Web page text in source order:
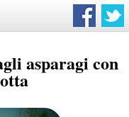
asparagi con